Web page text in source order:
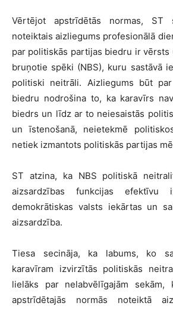
Vērtējot apstrīdētās normas, ST
noteiktais aizliegums profesionālā
par politiskās partijas biedru ir vērsts
bruņotie spēki (NBS), kuru sastāvā
politiski neitrāli. Aizliegums būt
biedru nodrošina to, ka karavīrs
biedrs un līdz ar to neiesaistās
un īstenošanā, neietekmē
netiek izmantots politiskās partijas
ST atzina, ka NBS politiskā
aizsardzības funkcijas efektīvu
demokrātiskas valsts iekārtas un
aizsardzība.
Tiesa secināja, ka labums, ko
karavīram izvirzītās politiskās
lielāks par nelabvēlīgajām
apstrīdētajās normās noteiktā